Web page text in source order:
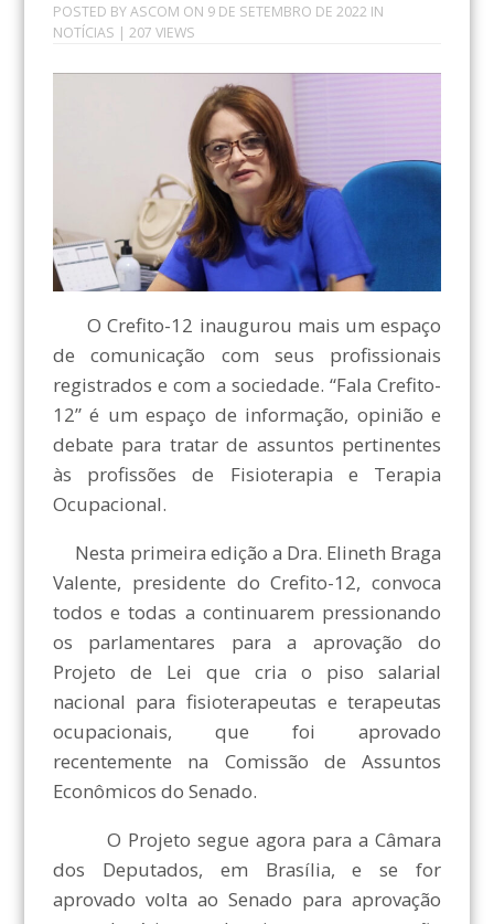
POSTED BYASCOM ON 9 DE SETEMBRO DE 2022 IN
NOTÍCIAS | 207 VIEWS
O Crefito-12 inaugurou mais um espaço
de comunicação com seus profissionais
registrados e com a sociedade. “Fala Crefito-
12” é um espaço de informação, opinião e
debate para tratar de assuntos pertinentes
às profissões de Fisioterapia e Terapia
Ocupacional.
Nesta primeira edição a Dra. Elineth Braga
Valente, presidente do Crefito-12, convoca
todos e todas a continuarem pressionando
os parlamentares para a aprovação do
Projeto de Lei que cria o piso salarial
nacional para fisioterapeutas e terapeutas
ocupacionais, que foi aprovado
recentemente na Comissão de Assuntos
Econômicos do Senado.
O Projeto segue agora para a Câmara
dos Deputados, em Brasília, e se for
aprovado volta ao Senado para aprovação